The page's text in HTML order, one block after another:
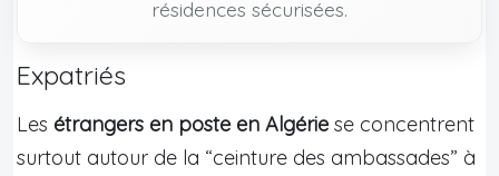
résidences sécurisées.
Expatriés
Les étrangers en poste en Algérie se concentrent
surtout autour de la “ceinture des ambassades” à